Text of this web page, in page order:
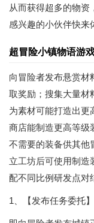
从而获得超多的物资
感兴趣的小伙伴快来
超冒险小镇物语游
向冒险者发布悬赏材
取奖励；搜集大量材
为素材可能打造出更
商店能制造更高等级
不需要的装备供其他
立工坊后可使用制造
配不同比例研发点对
1、 【发布任务委托】